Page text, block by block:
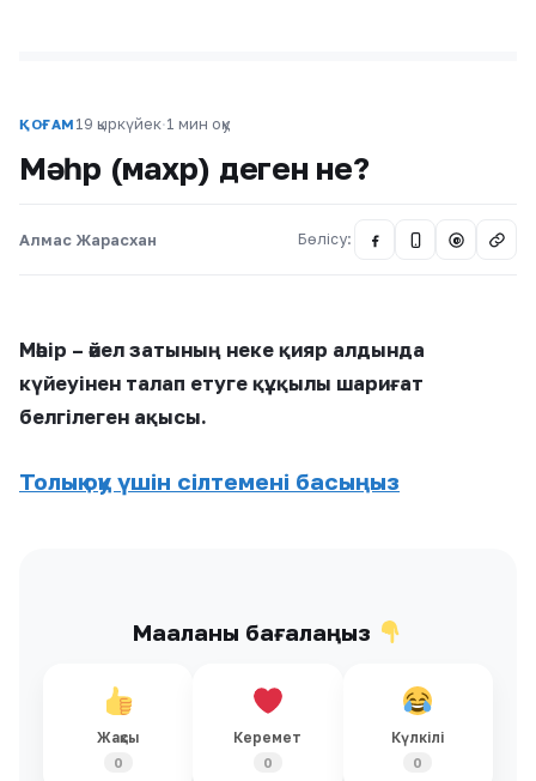
ҚОҒАМ 19 қыркүйек·1 мин оқу
Мәһр (махр) деген не?
Алмас Жарасхан Бөлісу: @
Мәһір – әйел затының неке қияр алдында
күйеуінен талап етуге құқылы шариғат
белгілеген ақысы.
Толық оқу үшін сілтемені басыңыз
Мақаланы бағалаңыз
Жақсы
0
Керемет
0
Күлкілі
0